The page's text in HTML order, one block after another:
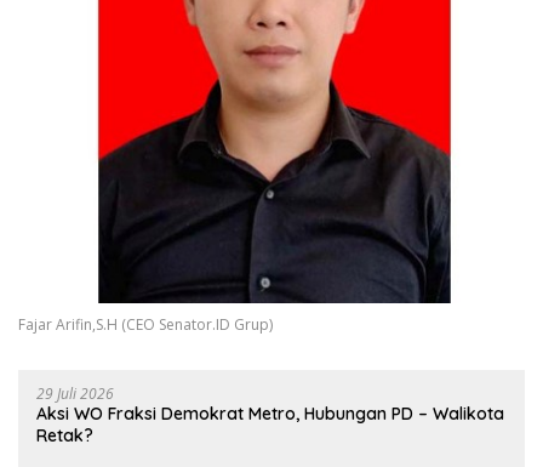
Fajar Arifin,S.H (CEO Senator.ID Grup)
29 Juli 2026
Aksi WO Fraksi Demokrat Metro, Hubungan PD – Walikota
Retak?